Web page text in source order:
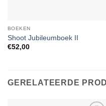
BOEKEN
Shoot Jubileumboek II
€52,00
GERELATEERDE